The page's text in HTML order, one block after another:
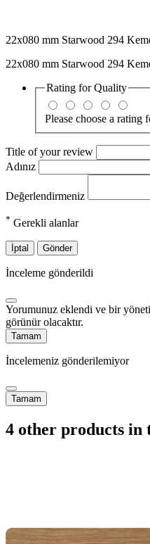
22x080 mm Starwood 294
22x080 mm Starwood 294
Rating forQuality
Please choose a rating
Title of your review
Adınız
Değerlendirmeniz
* Gerekli alanlar
İptal Gönder
İnceleme gönderildi
Yorumunuz eklendi ve bir
görünür olacaktır.
Tamam
İncelemeniz gönderilemiyor
Tamam
4 other products in